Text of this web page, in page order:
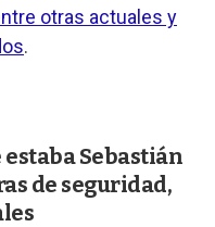
otras actuales y
.
Sebastián
de seguridad,